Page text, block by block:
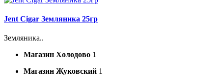
Jent Cigar Земляника 25гр
Земляника..
Магазин Холодово 1
Магазин Жуковский 1